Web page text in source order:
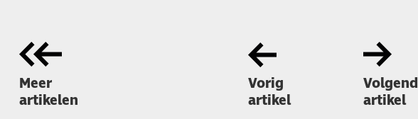
Meer
artikelen
Vorig
artikel
Volgend
artikel